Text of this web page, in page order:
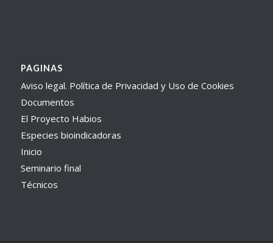
PAGINAS
Aviso legal. Política de Privacidad y Uso de Cookies
Documentos
El Proyecto Habios
Especies bioindicadoras
Inicio
Seminario final
Técnicos